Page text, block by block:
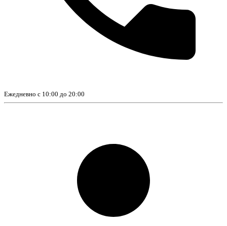
Ежедневно с 10:00 до 20:00